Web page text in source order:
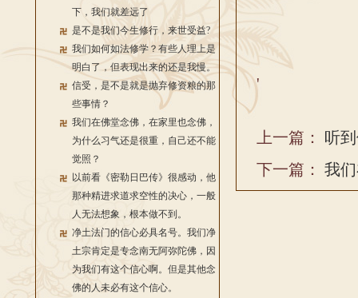
下，我们就差远了
是不是我们今生修行，来世受益?
我们如何如法修学？有些人理上是
明白了，但表现出来的还是我慢。
信受，是不是就是抛弃修资粮的那
些事情？
我们在佛堂念佛，在家里也念佛，
为什么习气还是很重，自己还不能
觉照？
以前看《密勒日巴传》很感动，他
那种精进求道求空性的决心，一般
人无法想象，根本做不到。
净土法门的信心必具名号。我们净
土宗肯定是专念南无阿弥陀佛，因
为我们有这个信心啊。但是其他念
佛的人未必有这个信心。
'
上一篇： 听
下一篇： 我